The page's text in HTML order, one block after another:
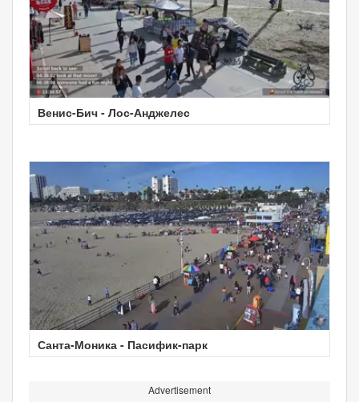
Венис-Бич - Лос-Анджелес
Санта-Моника - Пасифик-парк
Advertisement